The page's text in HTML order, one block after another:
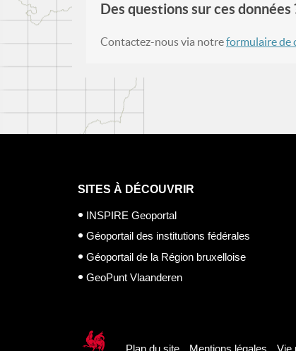
Des questions sur ces données
Contactez-nous via notreformulaire de
SITES À DÉCOUVRIR
INSPIRE Geoportal
Géoportail des institutions fédérales
Géoportail de la Région bruxelloise
GeoPunt Vlaanderen
Plan du site Mentions légales Vie